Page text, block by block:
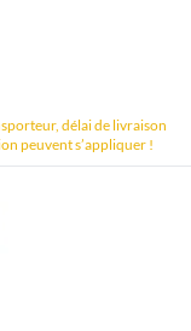
délai de livraison
peuvent s’appliquer !